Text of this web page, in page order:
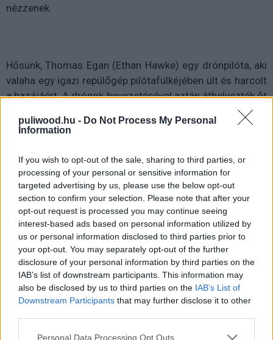
puliwood.hu - Do Not Process My Personal
Information
If you wish to opt-out of the sale, sharing to third parties, or
processing of your personal or sensitive information for
targeted advertising by us, please use the below opt-out
section to confirm your selection. Please note that after your
opt-out request is processed you may continue seeing
interest-based ads based on personal information utilized by
us or personal information disclosed to third parties prior to
your opt-out. You may separately opt-out of the further
disclosure of your personal information by third parties on the
IAB’s list of downstream participants. This information may
also be disclosed by us to third parties on the IAB’s List of
Downstream Participants that may further disclose it to other
Please note that this website/app uses one or more Google
Personal Data Processing Opt Outs
nézzenek.
Hősünk, Thomas Egan (Ethan Hawke) egy drónpilóta, aki
valaha egy igazi repülőgép pilótafülkéjében ült és harcolt
a hazájáért. A drónok bevezetésével aztán áthelyezték őt
és első ránézésre a helyzete nem tűnhet olyan rossznak:
minden egyes nap hazatérhet feleségéhez és
feküdhet, a munkahely sincs olyan messze és még a
terroristák ellen is harcolhat. Igen ám, de mit sem ér
mindez egy olyan embernek, akinek az adrenalin úgy
hiányzik, mint szomjazónak a víz, és akinek feleségével
(January Jones) való kapcsolatán nem hogy javított a
közelség, még meg is rontotta a viszonyt. Thomas bár
profiként viseli a bezártságot, azért igyekszik lépéseket
tenni az irányba, hogy visszaülhessen egy igazi
pilótafülkébe, ami csak még több feszültséget szít közte
és a neje között. Arról nem is beszélve, hogy napról
napra egyre inkább megkérdőjelezi az etikusságát annak,